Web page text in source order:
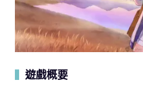
遊戲概要